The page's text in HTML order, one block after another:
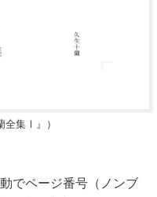
全集Ⅰ』）
でページ番号（ノンブ